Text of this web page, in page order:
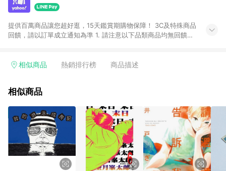
提供百萬商品讓您超好逛，15天鑑賞期購物保障！ 3C及特殊商品
回饋，請以訂單成立通知為準 1. 請注意以下品類商品均無回饋：
電玩/遊戲/相機/單眼/鏡頭/拍立得 [2024/6/1起適用] -內接硬
的購回饋活動享Yahoo超贈點回饋者 - 購物中心商店之商品：商
3. 訂單回饋金額將扣除運費/購物金/超贈點/福利金/紅利折抵/折
價券等虛擬貨幣折抵 4. 大宗採購或批發轉賣不具回饋資格： 如
有相關事證認定您為大宗採購、批發轉賣而非最終消費使用者，
相關認定以Yahoo購物中心之認定為準
相似商品 熱銷排行榜 商品描述
相似商品